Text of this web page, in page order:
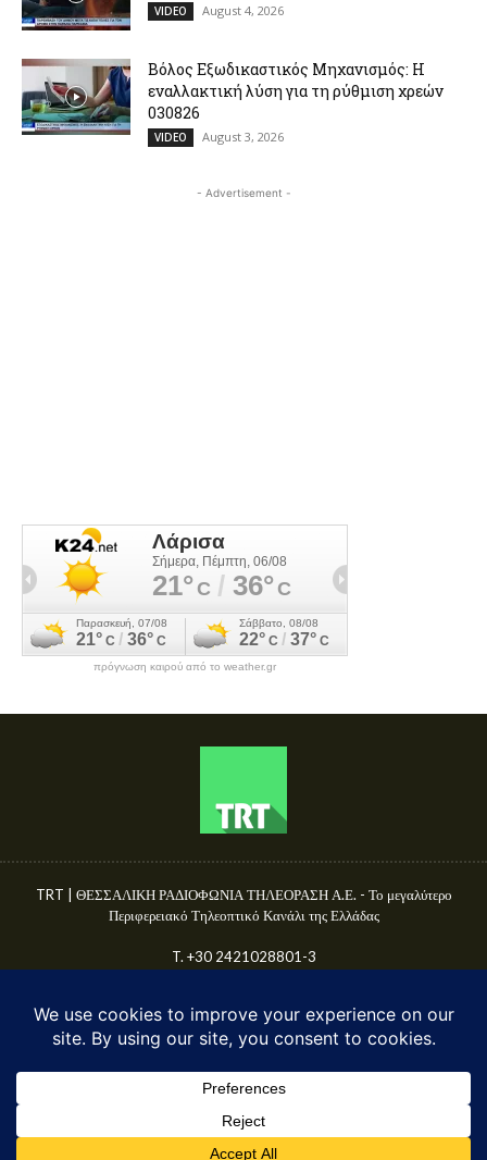
VIDEO August 4, 2026
Βόλος Εξωδικαστικός Μηχανισμός: Η
εναλλακτική λύση για τη ρύθμιση χρεών
030826
VIDEO August 3, 2026
- Advertisement -
πρόγνωση καιρού από το weather.gr
TRT | ΘΕΣΣΑΛΙΚΗ ΡΑΔΙΟΦΩΝΙΑ ΤΗΛΕΟΡΑΣΗ Α.Ε. - Το μεγαλύτερο
Περιφερειακό Τηλεοπτικό Κανάλι της Ελλάδας
T. +30 2421028801-3
© TRT A.E. 2025